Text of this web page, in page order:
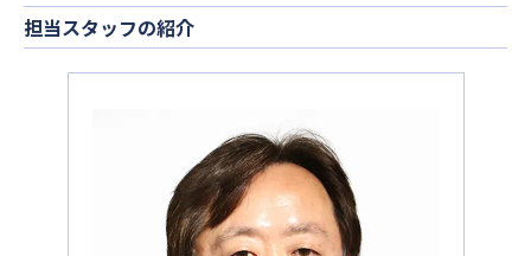
担当スタッフの紹介